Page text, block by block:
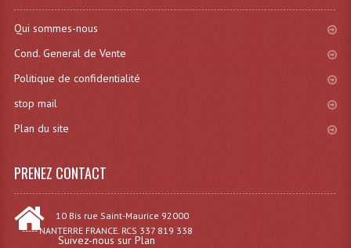
Blocs De Puissance
Chenillards Modulateurs
Qui sommes-nous
Cond. General de Vente
Politique de confidentialité
stop mail
Plan du site
PRENEZ CONTACT
10 Bis rue Saint-Maurice 92000
----- NANTERRE FRANCE. RCS 337 819 338
Suivez-nous sur Plan